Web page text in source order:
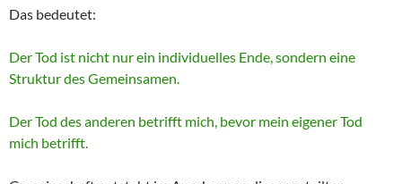
Das bedeutet:
Der Tod ist nicht nur ein individuelles Ende, sondern eine
Struktur des Gemeinsamen.
Der Tod des anderen betrifft mich, bevor mein eigener Tod
mich betrifft.